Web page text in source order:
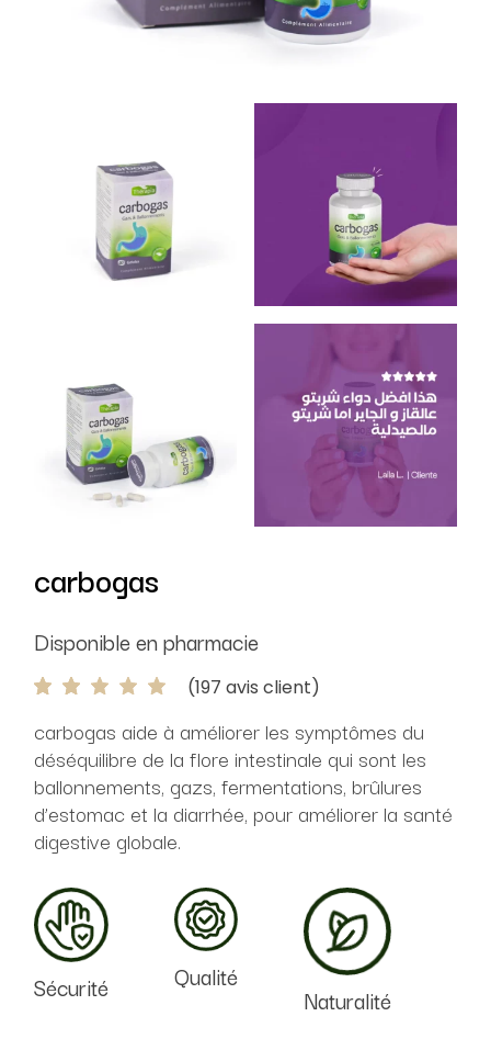
carbogas
Disponible en pharmacie
(197 avis client)
carbogas aide à améliorer les symptômes du
déséquilibre de la flore intestinale qui sont les
ballonnements, gazs, fermentations, brûlures
d’estomac et la diarrhée, pour améliorer la santé
digestive globale.
Sécurité Qualité
Naturalité